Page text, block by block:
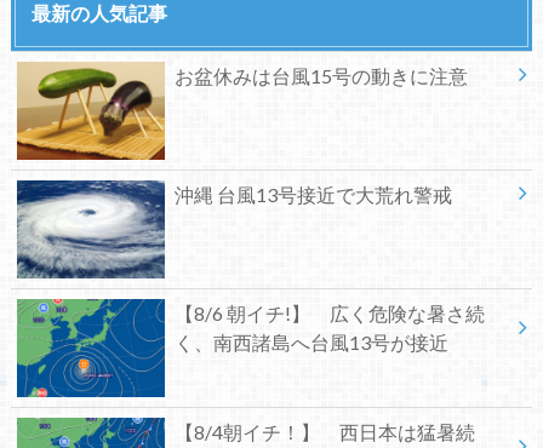
最新の人気記事
お盆休みは台風15号の動きに注意
沖縄 台風13号接近で大荒れ警戒
【8/6 朝イチ!】 広く危険な暑さ続
く、南西諸島へ台風13号が接近
【8/4朝イチ！】 西日本は猛暑続